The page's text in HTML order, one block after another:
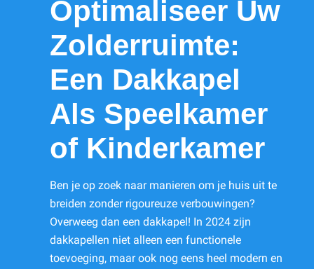
Optimaliseer Uw
Zolderruimte:
Een Dakkapel
Als Speelkamer
of Kinderkamer
Ben je op zoek naar manieren om je huis uit te
breiden zonder rigoureuze verbouwingen?
Overweeg dan een dakkapel! In 2024 zijn
dakkapellen niet alleen een functionele
toevoeging, maar ook nog eens heel modern en